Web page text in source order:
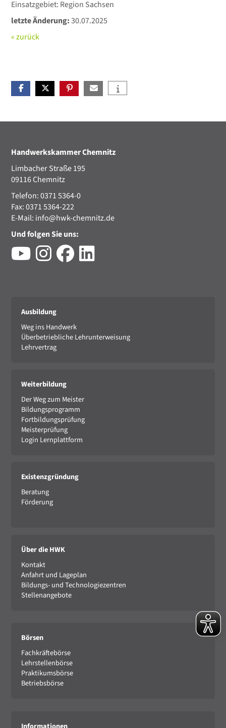
Einsatzgebiet: Region Sachsen
letzte Änderung:30.07.2025
« zurück
Handwerkskammer Chemnitz
Limbacher Straße 195
09116 Chemnitz
Telefon: 0371 5364-0
Fax: 0371 5364-222
E-Mail: info@hwk-chemnitz.de
Und folgen Sie uns:
Ausbildung
Weg ins Handwerk
Überbetriebliche Lehrunterweisung
Lehrvertrag
Weiterbildung
Der Weg zum Meister
Bildungsprogramm
Fortbildungsprüfung
Meisterprüfung
Login Lernplattform
Existenzgründung
Beratung
Förderung
Über die HWK
Kontakt
Anfahrt und Lageplan
Bildungs- und Technologiezentren
Stellenangebote
Börsen
Fachkräftebörse
Lehrstellenbörse
Praktikumsbörse
Betriebsbörse